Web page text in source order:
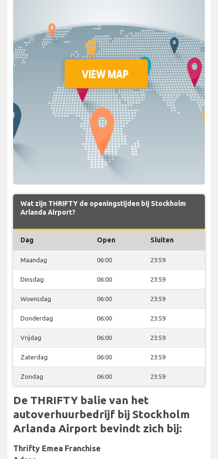
Wat zijn THRIFTY de openingstijden bij Stockholm
Arlanda Airport?
Dag Open Sluiten
Maandag 06:00 23:59
Dinsdag 06:00 23:59
Woensdag 06:00 23:59
Donderdag 06:00 23:59
Vrijdag 06:00 23:59
Zaterdag 06:00 23:59
Zondag 06:00 23:59
De THRIFTY balie van het
autoverhuurbedrijf bij Stockholm
Arlanda Airport bevindt zich bij:
Thrifty Emea Franchise